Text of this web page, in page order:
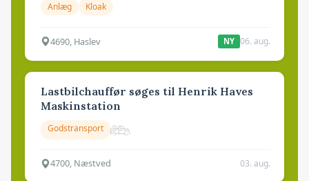
Anlæg Kloak
4690, Haslev NY 06. aug.
Lastbilchauffør søges til Henrik Haves
Maskinstation
Godstransport
4700, Næstved 03. aug.